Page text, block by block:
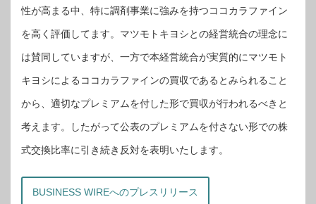
性が高まる中、特に調剤事業に強みを持つココカラファイン
を高く評価してます。マツモトキヨシとの経営統合の理念に
は賛同していますが、一方で本経営統合が実質的にマツモト
キヨシによるココカラファインの買収であるとみられること
から、適切なプレミアムを付した形で買収が行われるべきと
考えます。したがって公表のプレミアムを付さない形での株
式交換比率に引き続き反対を表明いたします。
BUSINESS WIREへのプレスリリース